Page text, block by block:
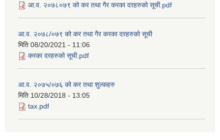
आ.व. २०७८०७९ को कर तथा गैर करका दरहरुको सूची.pdf
आ.व. २०७८/०७९ को कर तथा गैर करका दरहरुको सूची
मिति 08/20/2021 - 11:06
करका दरहरुको सूची.pdf
आ.व. २०७५/०७६ को कर तथा शुल्कहरु
मिति 10/28/2018 - 13:05
tax.pdf